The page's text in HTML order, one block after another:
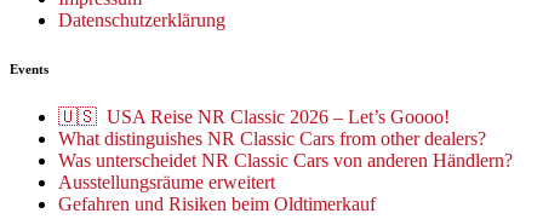
Datenschutzerklärung
Events
🇺🇸 USA Reise NR Classic 2026 – Let’s Goooo!
What distinguishes NR Classic Cars from other dealers?
Was unterscheidet NR Classic Cars von anderen Händlern?
Ausstellungsräume erweitert
Gefahren und Risiken beim Oldtimerkauf